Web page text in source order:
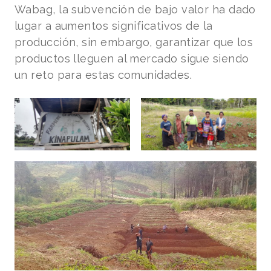
Wabag, la subvención de bajo valor ha dado
lugar a aumentos significativos de la
producción, sin embargo, garantizar que los
productos lleguen al mercado sigue siendo
un reto para estas comunidades.